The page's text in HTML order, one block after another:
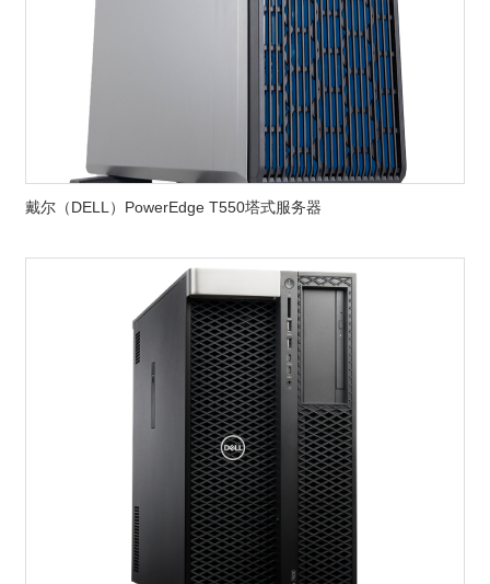
戴尔（DELL）PowerEdge T550塔式服务器